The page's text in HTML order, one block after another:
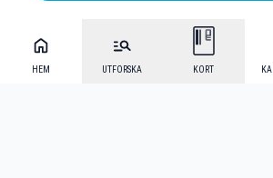
HEM UTFORSKA KORT